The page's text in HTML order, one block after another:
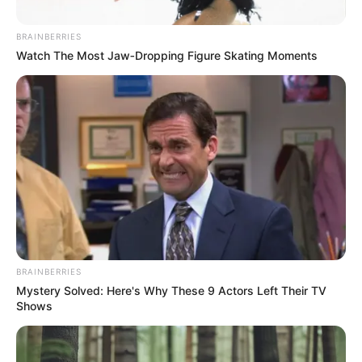
Gobernación de Santander
Programa Métale Mente en Bucaramanga
Por:
Juan David Quijano Castillo
Octubre 16, 2025
COMPARTIR
BRAINBERRIES
Watch The Most Jaw‑Dropping Figure Skating Moments
BRAINBERRIES
Mystery Solved: Here's Why These 9 Actors Left Their TV
Shows